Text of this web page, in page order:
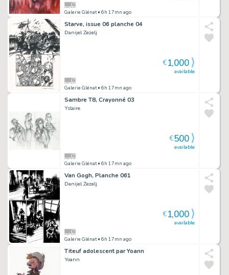
Galerie Glénat• 6h 17mn ago
Starve, issue 06 planche 04
Danijel Zezelj
Galerie Glénat• 6h 17mn ago
available
€1,000
Sambre T8, Crayonné 03
Yslaire
Galerie Glénat• 6h 17mn ago
available
€500
Van Gogh, Planche 061
Danijel Zezelj
Galerie Glénat• 6h 17mn ago
available
€1,000
Titeuf adolescent par Yoann
Yoann